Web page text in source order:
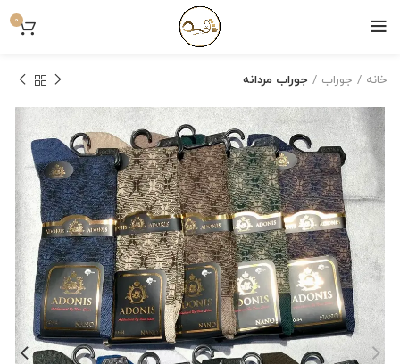
0
خانه جوراب جوراب مردانه